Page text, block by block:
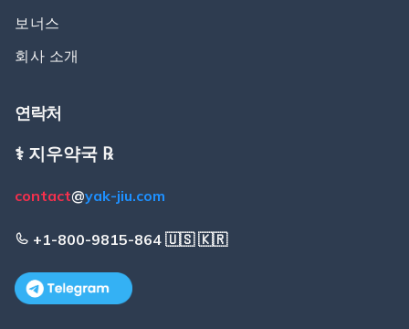
보너스
회사 소개
연락처
⚕️ 지우약국 ℞
contact@yak-jiu.com
+1-800-9815-864 🇺🇸 🇰🇷